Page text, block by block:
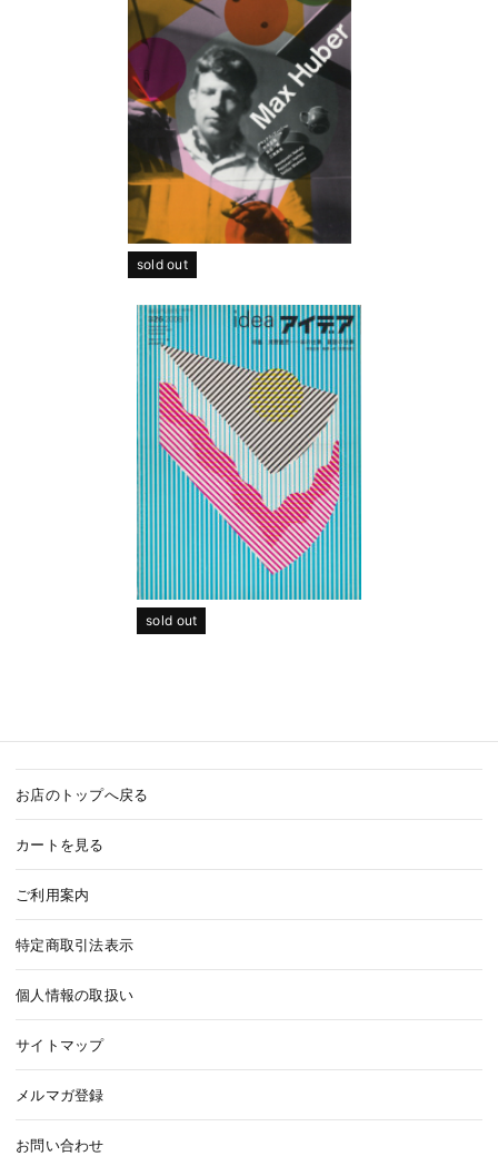
sold out
sold out
お店のトップへ戻る
カートを見る
ご利用案内
特定商取引法表示
個人情報の取扱い
サイトマップ
メルマガ登録
お問い合わせ